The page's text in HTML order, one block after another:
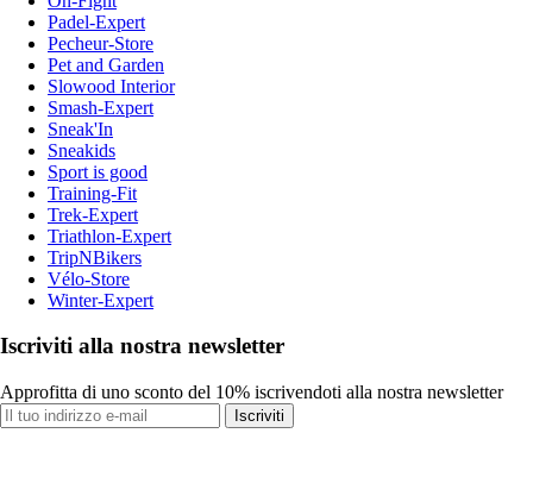
Padel-Expert
Pecheur-Store
Pet and Garden
Slowood Interior
Smash-Expert
Sneak'In
Sneakids
Sport is good
Training-Fit
Trek-Expert
Triathlon-Expert
TripNBikers
Vélo-Store
Winter-Expert
Iscriviti alla nostra newsletter
Approfitta di uno sconto del 10% iscrivendoti alla nostra newsletter
Iscriviti